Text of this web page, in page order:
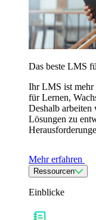
Das beste LMS
Ihr LMS ist mehr
für Lernen,
Deshalb
Lösungen zu
Mehr erfahren
Ressourcen
Einblicke